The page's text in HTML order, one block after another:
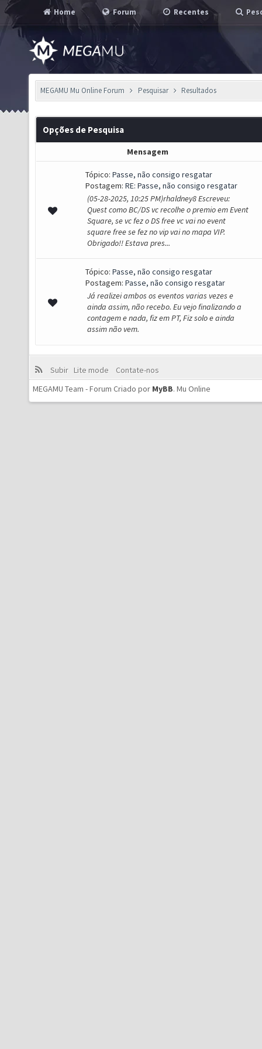
Home Forum Recentes
MEGAMU Mu Online Forum Pesquisar Resultados
Opções de Pesquisa
Mensagem
Tópico: Passe, não consigo resgatar
Postagem: RE: Passe, não consigo resgatar
(05-28-2025, 10:25 PM)rhaldney8 Escreveu:
Quest como BC/DS vc recolhe o premio em Event
Square, se vc fez o DS free vc vai no event
square free se fez no vip vai no mapa VIP.
Obrigado!! Estava pres...
Tópico: Passe, não consigo resgatar
Postagem: Passe, não consigo resgatar
Já realizei ambos os eventos varias vezes e
ainda assim, não recebo. Eu vejo finalizando a
contagem e nada, fiz em PT, Fiz solo e ainda
assim não vem.
Subir Lite mode
Contate-nos
MEGAMU Team - Forum Criado por MyBB. Mu Online